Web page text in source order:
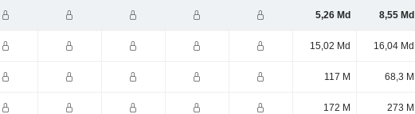
5,26 Md 8,55 Md
15,02 Md 16,04 Md
117 M 68,3 M
172 M 273 M